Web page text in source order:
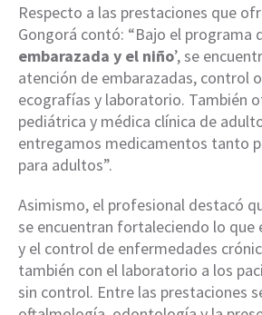
Respecto a las prestaciones que
Gongorá contó: “Bajo el programa
embarazada y el niño’, se
atención de embarazadas, control
ecografías y laboratorio. También
pediátrica y médica clínica de
entregamos medicamentos tanto
para adultos”.
Asimismo, el profesional destacó
se encuentran fortaleciendo lo que
y el control de enfermedades
también con el laboratorio a los
sin control. Entre las prestaciones